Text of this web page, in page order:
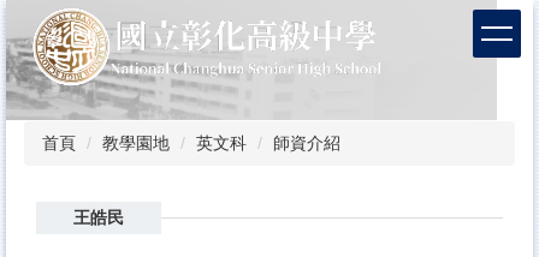
到
主
要
內
首頁 教學園地 英文科 師資介紹
王皓民